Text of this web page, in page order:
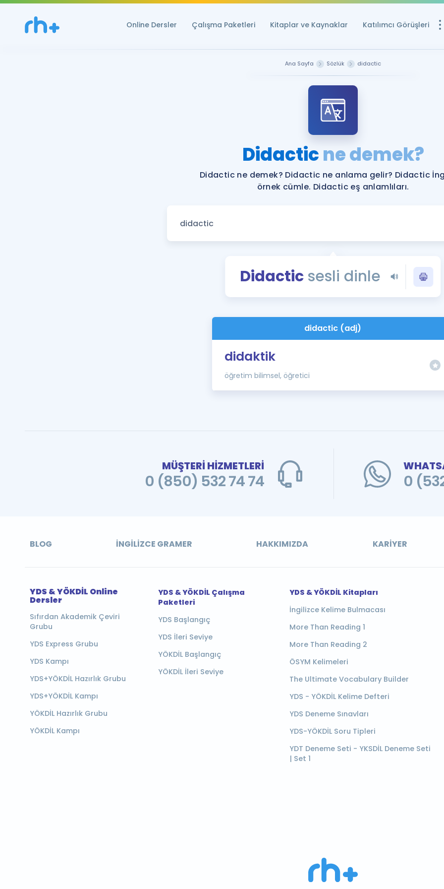
Online Dersler Çalışma Paketleri Kitaplar ve Kaynaklar Katılımcı Görüşleri
YDS ve YÖKDİL
Rehberlik Aracı
YDS ve YÖKDİL'e
Tüm ÖSYM
YDS - YÖKDİL
İngilizce Gramer
Ana Sayfa Sözlük didactic
Didacticne demek?
Didactic ne demek? Didactic ne anlama gelir? Didactic
örnek cümle. Didactic eş anlamlıları.
Didactic sesli dinle
didactic (adj)
didaktik
öğretim bilimsel, öğretici
MÜŞTERİ HİZMETLERİ
0 (850) 532 74 74 0
BLOG İNGILIZCE GRAMER HAKKIMIZDA KARIYER
YDS & YÖKDİL Online
Dersler
Sıfırdan Akademik Çeviri
Grubu
YDS Express Grubu
YDS Kampı
YDS+YÖKDİL Hazırlık Grubu
YDS+YÖKDİL Kampı
YÖKDİL Hazırlık Grubu
YÖKDİL Kampı
YDS & YÖKDİL Çalışma
Paketleri
YDS Başlangıç
YDS İleri Seviye
YÖKDİL Başlangıç
YÖKDİL İleri Seviye
YDS & YÖKDİL Kitapları
İngilizce Kelime Bulmacası
More Than Reading 1
More Than Reading 2
ÖSYM Kelimeleri
The Ultimate Vocabulary Builder
YDS - YÖKDİL Kelime Defteri
YDS Deneme Sınavları
YDS-YÖKDİL Soru Tipleri
YDT Deneme Seti - YKSDİL Deneme Seti
| Set 1